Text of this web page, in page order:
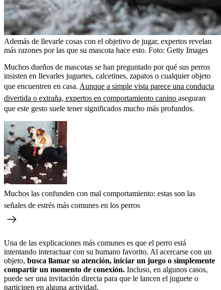
Además de llevarle cosas con el objetivo de jugar, expertos revelan
más razones por las que su mascota hace esto. Foto: Getty Images
Muchos dueños de mascotas se han preguntado por qué sus perros
insisten en llevarles juguetes, calcetines, zapatos o cualquier objeto
que encuentren en casa. Aunque a simple vista parece una conducta
divertida o extraña, expertos en comportamiento canino aseguran
que este gesto suele tener significados mucho más profundos.
Muchos las confunden con mal comportamiento: estas son las
señales de estrés más comunes en los perros
Una de las explicaciones más comunes es que el perro está
intentando interactuar con su humano favorito. Al acercarse con un
objeto, busca llamar su atención, iniciar un juego o simplemente
compartir un momento de conexión. Incluso, en algunos casos,
puede ser una invitación directa para que le lancen el juguete o
participen en alguna actividad.